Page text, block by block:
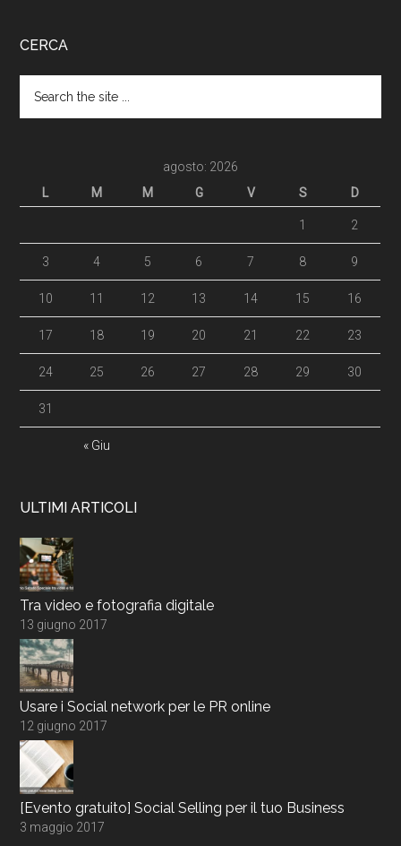
CERCA
agosto: 2026
L
M M G V S D
« Giu
1 2
3 4 5 6 7 8 9
10 11 12 13 14 15 16
17 18 19 20 21 22 23
24 25 26 27 28 29 30
31
ULTIMI ARTICOLI
Tra video e fotografia digitale
13 giugno 2017
Usare i Social network per le PR online
12 giugno 2017
[Evento gratuito] Social Selling per il tuo Business
3 maggio 2017